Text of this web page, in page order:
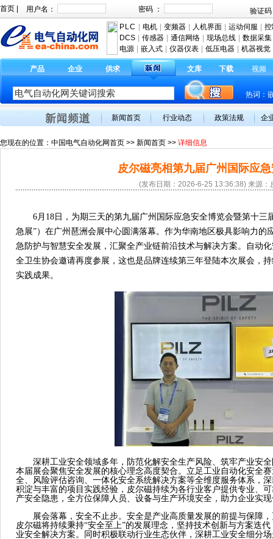
首页
PLC 电机 变频器 人机界面 运动伺服
DCS
传感器 通信网络 现场总线
数据采集
电源
嵌入式 仪器仪表 低压电器 机器视觉
产品 企业 供求 文库 下载 视频
热词：
新闻首页 行业动态 政策法规 企
您现在的位置： 中国电气自动化网首页 >> 新闻首页 >> 详细信息
皮尔磁亮相第九届广州国际应
(发布日期：2026-6-25 13:36:38) 来源：
6月18日，为期三天的第九届广州国际应急安全博览会暨第十三
急展”）在广州琶洲会展中心圆满落幕。作为华南地区极具影响力的
急防护与智慧安全发展，汇聚全产业链前沿技术与解决方案。自动
全卫生协会邀请再度参展，这也是品牌连续第三年登陆本次展会，
实践成果。
深耕工业安全领域多年，防范化解安全生产风险、筑牢产业安
本届展会聚焦安全发展的核心理念高度契合。立足工业自动化安全
全、风险评估咨询、一体化安全系统解决方案等全维度服务体系，
积淀与丰富的项目实践经验，皮尔磁持续为各行业客户提供专业、
产安全隐患，全方位保障人员、设备与生产环境安全，助力企业实
展会落幕，安全不止步。安全是产业高质量发展的前提与保障
皮尔磁将持续秉持“安全至上”的发展理念，坚持技术创新与方案迭
业安全解决方案。同时积极联动行业生态伙伴，深耕工业安全细分